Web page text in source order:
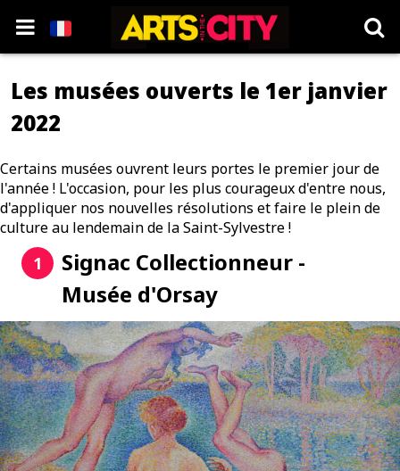
Les musées ouverts le 1er janvier
2022
Certains musées ouvrent leurs portes le premier jour de
l'année ! L'occasion, pour les plus courageux d'entre nous,
d'appliquer nos nouvelles résolutions et faire le plein de
culture au lendemain de la Saint-Sylvestre !
1
Signac Collectionneur -
Musée d'Orsay